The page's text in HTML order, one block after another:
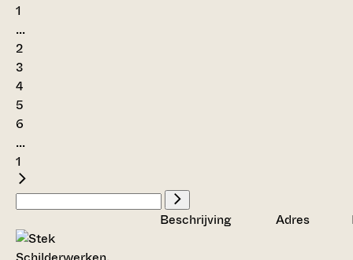
1
...
2
3
4
5
6
...
1
Beschrijving Adres